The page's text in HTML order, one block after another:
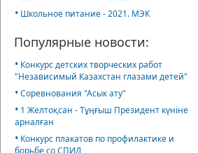
• Школьное питание - 2021. МЭК
Популярные новости:
• Конкурс детских творческих работ
"Независимый Казахстан глазами детей"
•Соревнования "Асык ату"
• 1 Желтоқсан - Тұңғыш Президент күніне
арналған
• Конкурс плакатов по профилактике и
борьбе со СПИД